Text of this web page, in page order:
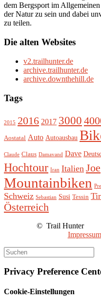
dem Bergsport im
der Natur zu sein und dabei
zu teilen.
Die alten Websites
v2.trailhunter.de
archive.trailhunter.de
archive.downthehill.de
Tags
2015 2016 2017 3000
Aostatal Auto Autoausbau
Claude Claus Damavand Dave
Hochtour Iran Italien Joe
Mountainbiken
Schweiz Sebastian Susi Tessin
Österreich
© Trail Hunter
Impressum
Privacy Preference
Cookie-Einstellungen